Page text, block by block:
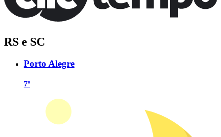
RS e SC
Porto Alegre
7º